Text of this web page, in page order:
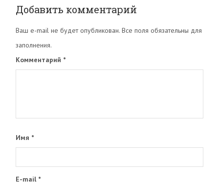
Добавить комментарий
Ваш e-mail не будет опубликован. Все поля обязательны для
заполнения.
Комментарий *
Имя *
E-mail *